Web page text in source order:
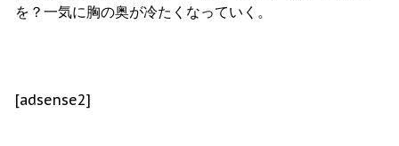
を？一気に胸の奥が冷たくなっていく。
[adsense2]